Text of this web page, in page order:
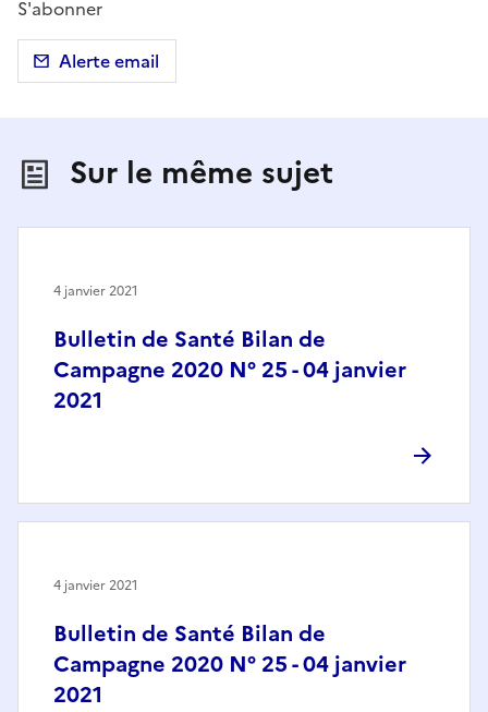
S'abonner
Alerte email
Sur le même sujet
Bulletin de Santé Bilan de
Campagne 2020 N° 25 - 04 janvier
2021
4 janvier 2021
Bulletin de Santé Bilan de
Campagne 2020 N° 25 - 04 janvier
2021
4 janvier 2021